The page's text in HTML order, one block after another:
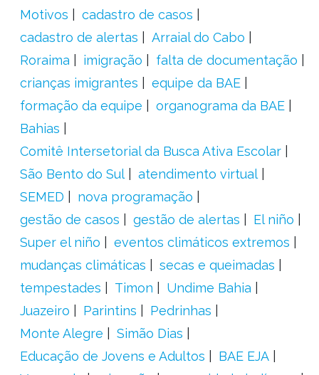
Motivos
cadastro de casos
cadastro de alertas
Arraial do Cabo
Roraima
imigração
falta de documentação
crianças imigrantes
equipe da BAE
formação da equipe
organograma da BAE
Bahias
Comitê Intersetorial da Busca Ativa Escolar
São Bento do Sul
atendimento virtual
SEMED
nova programação
gestão de casos
gestão de alertas
El niño
Super el niño
eventos climáticos extremos
mudanças climáticas
secas e queimadas
tempestades
Timon
Undime Bahia
Juazeiro
Parintins
Pedrinhas
Monte Alegre
Simão Dias
Educação de Jovens e Adultos
BAE EJA